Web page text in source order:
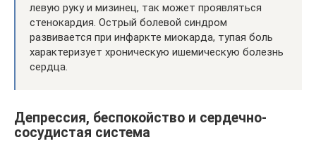
левую руку и мизинец, так может проявляться
стенокардия. Острый болевой синдром
развивается при инфаркте миокарда, тупая боль
характеризует хроническую ишемическую болезнь
сердца.
Депрессия, беспокойство и сердечно-
сосудистая система